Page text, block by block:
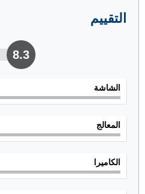
التقييم
8.3
الشاشة
المعالج
الكاميرا